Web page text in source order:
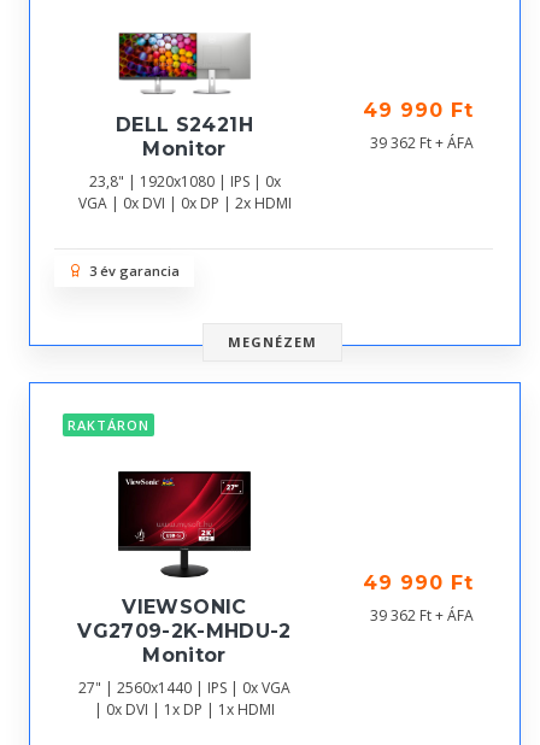
DELL S2421H
Monitor
23,8" | 1920x1080 | IPS | 0x
VGA | 0x DVI | 0x DP | 2x HDMI
49 990 Ft
39 362 Ft + ÁFA
3 év garancia
MEGNÉZEM
RAKTÁRON
VIEWSONIC
VG2709-2K-MHDU-2
Monitor
27" | 2560x1440 | IPS | 0x VGA
| 0x DVI | 1x DP | 1x HDMI
49 990 Ft
39 362 Ft + ÁFA